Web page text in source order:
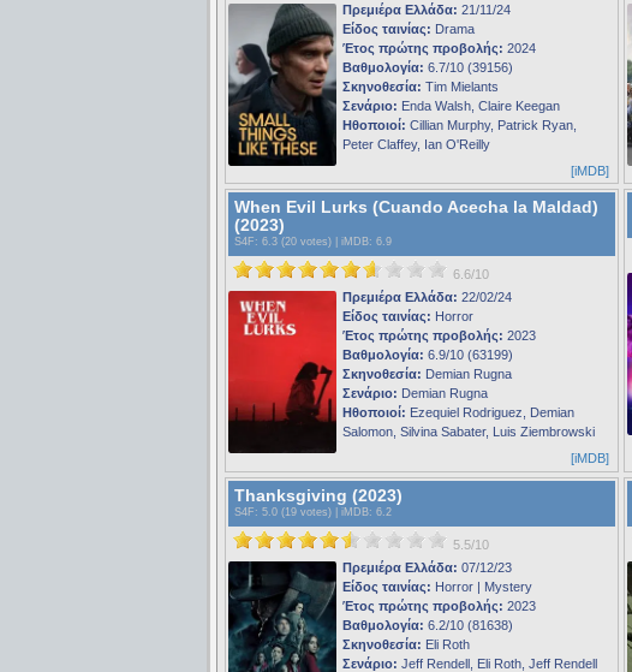
Πρεμιέρα Ελλάδα: 21/11/24
Είδος ταινίας: Drama
Έτος πρώτης προβολής: 2024
Βαθμολογία: 6.7/10 (39156)
Σκηνοθεσία: Tim Mielants
Σενάριο: Enda Walsh, Claire Keegan
Ηθοποιοί: Cillian Murphy, Patrick Ryan,
Peter Claffey, Ian O'Reilly
[iMDB]
When Evil Lurks (Cuando Acecha la Maldad)
(2023)
S4F : 6.3 (20 votes) | iMDB: 6.9
6.6/10
Πρεμιέρα Ελλάδα: 22/02/24
Είδος ταινίας: Horror
Έτος πρώτης προβολής: 2023
Βαθμολογία: 6.9/10 (63199)
Σκηνοθεσία: Demian Rugna
Σενάριο: Demian Rugna
Ηθοποιοί: Ezequiel Rodriguez, Demian
Salomon, Silvina Sabater, Luis Ziembrowski
[iMDB]
Thanksgiving (2023)
S4F : 5.0 (19 votes) | iMDB: 6.2
5.5/10
Πρεμιέρα Ελλάδα: 07/12/23
Είδος ταινίας: Horror | Mystery
Έτος πρώτης προβολής: 2023
Βαθμολογία: 6.2/10 (81638)
Σκηνοθεσία: Eli Roth
Σενάριο: Jeff Rendell, Eli Roth, Jeff Rendell